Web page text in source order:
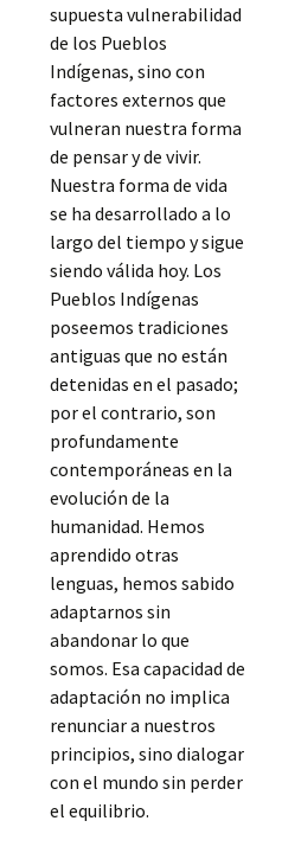
supuesta vulnerabilidad
de los Pueblos
Indígenas, sino con
factores externos que
vulneran nuestra forma
de pensar y de vivir.
Nuestra forma de vida
se ha desarrollado a lo
largo del tiempo y sigue
siendo válida hoy. Los
Pueblos Indígenas
poseemos tradiciones
antiguas que no están
detenidas en el pasado;
por el contrario, son
profundamente
contemporáneas en la
evolución de la
humanidad. Hemos
aprendido otras
lenguas, hemos sabido
adaptarnos sin
abandonar lo que
somos. Esa capacidad de
adaptación no implica
renunciar a nuestros
principios, sino dialogar
con el mundo sin perder
el equilibrio.